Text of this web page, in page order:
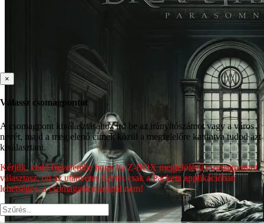
×
Válassz csomagpontot
A csomagpont kiválasztásához írd be az irányítószámot vagy a város
nevét, majd a megjelenő címek közül a megfelelőre kattintva tudod azt
kiválasztani.
Kérjük, vedd figyelembe hogy ha Z-BOX megjelölésű csomagpontot
választasz, ott az utánvétes fizetés csak a Packeta applikációban
lehetséges, a csomagautomatánál nem!